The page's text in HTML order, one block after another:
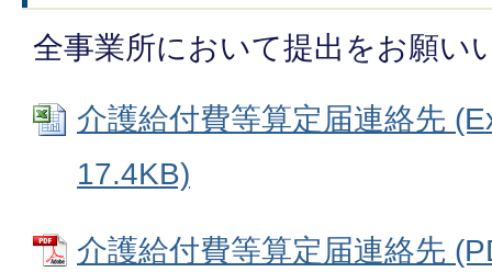
全事業所において提出をお願い
介護給付費等算定届連絡先
17.4KB)
介護給付費等算定届連絡先